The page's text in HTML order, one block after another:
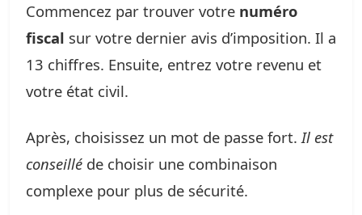
Commencez par trouver votre numéro
fiscal sur votre dernier avis d’imposition. Il a
13 chiffres. Ensuite, entrez votre revenu et
votre état civil.
Après, choisissez un mot de passe fort.Il est
conseillé de choisir une combinaison
complexe pour plus de sécurité.